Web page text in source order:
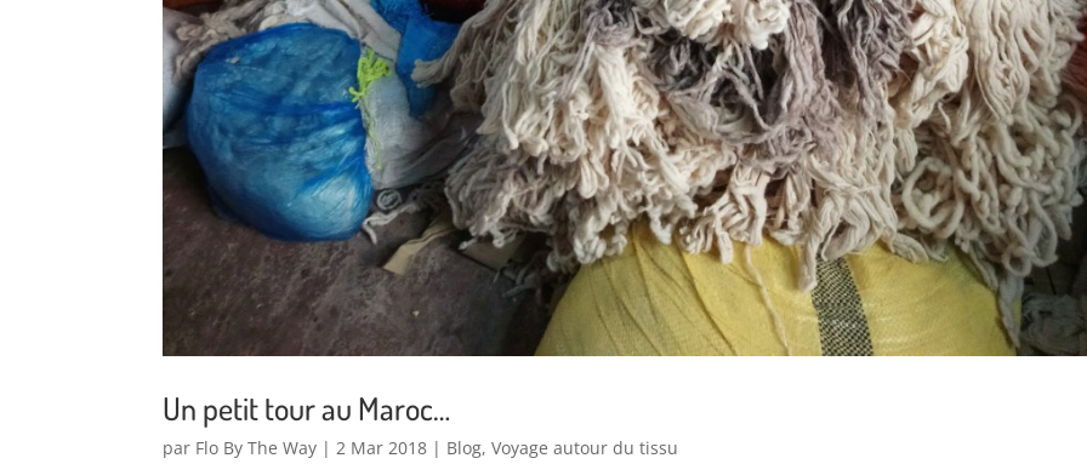
Un petit tour au Maroc…
par Flo By The Way | 2 Mar 2018 | Blog,Voyage autour du tissu